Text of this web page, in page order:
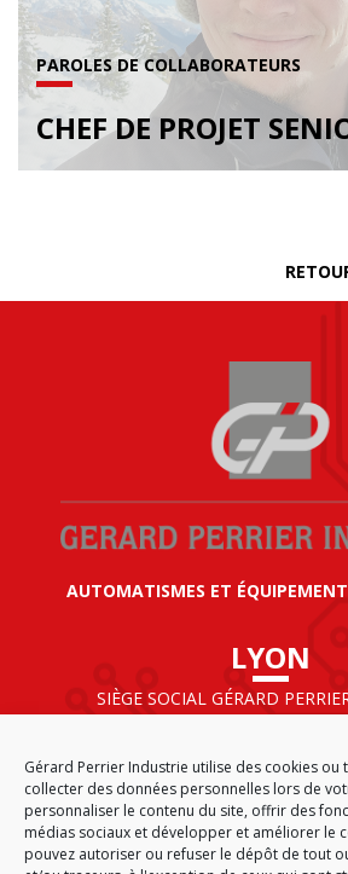
Gérard Perrier Industrie utilise des cookies ou
collecter des données personnelles lors de
personnaliser le contenu du site, offrir des
médias sociaux et développer et améliorer le
pouvez autoriser ou refuser le dépôt de tout
PAROLES DE COLLABORATEURS
CHEF DE PROJET
AUTOMATISMES ET
LYON
SIÈGE SOCIAL GÉRARD
69125 LYON AÉROPORT
FRANCE